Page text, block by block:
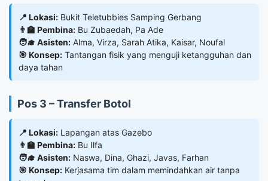
📍 Lokasi: Bukit Teletubbies Samping Gerbang
👨‍🏫 Pembina: Bu Zubaedah, Pa Ade
🧑‍🎓 Asisten: Alma, Virza, Sarah Atika, Kaisar, Noufal
🎯 Konsep: Tantangan fisik yang menguji ketangguhan dan
daya tahan
Pos 3 – Transfer Botol
📍 Lokasi: Lapangan atas Gazebo
👨‍🏫 Pembina: Bu Ilfa
🧑‍🎓 Asisten: Naswa, Dina, Ghazi, Javas, Farhan
🎯 Konsep: Kerjasama tim dalam memindahkan air tanpa